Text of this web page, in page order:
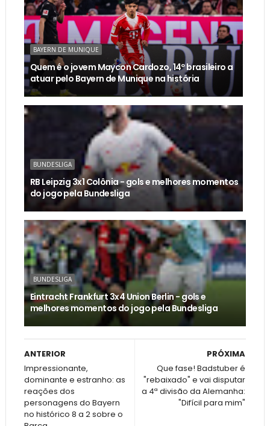
BAYERN DE MUNIQUE
Quem é o jovem Maycon Cardozo, 14º brasileiro a
atuar pelo Bayern de Munique na história
BUNDESLIGA
RB Leipzig 3x1 Colônia - gols e melhores momentos
do jogo pela Bundesliga
BUNDESLIGA
Eintracht Frankfurt 3x4 Union Berlin - gols e
melhores momentos do jogo pela Bundesliga
PRÓXIMA
Que fase! Badstuber é
"rebaixado" e vai disputar
a 4ª divisão da Alemanha:
"Difícil para mim"
ANTERIOR
Impressionante,
dominante e estranho: as
reações dos
personagens do Bayern
no histórico 8 a 2 sobre o